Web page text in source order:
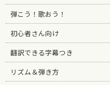
弾こう！歌おう！
初心者さん向け
翻訳できる字幕つき
リズム＆弾き方